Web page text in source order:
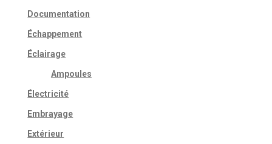
Documentation
Échappement
Éclairage
Ampoules
Électricité
Embrayage
Extérieur